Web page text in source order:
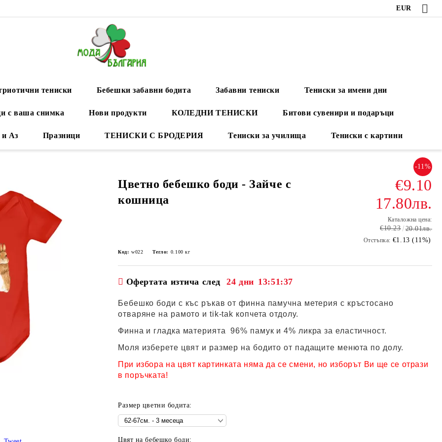
EUR
тениски Бебешки забавни бодита Забавни тениски Тениски за имени дни
с ваша снимка Нови продукти КОЛЕДНИ ТЕНИСКИ Битови сувенири и подаръци
Аз Празници ТЕНИСКИ С БРОДЕРИЯ Тениски за училища Тениски с картини
Цветно бебешко боди - Зайче с
кошница
-11%
€9.10
17.80лв.
Каталожна цена:
€10.23 20.01лв.
Отстъпка: €1.13 (11%)
Код: w022 Тегло: 0.100 кг
Офертата изтича след 24 дни 13:51:36
Бебешко боди с къс ръкав от финна памучна метерия с кръстосано
отваряне на рамото и tik-tak копчета отдолу.
Финна и гладка материята 96% памук и 4% ликра за еластичност.
Моля изберете цвят и размер на бодито от падащите менюта по долу.
При избора на цвят картинката няма да се смени, но изборът Ви ще се отрази
в поръчката!
Размер цветни бодита:
Цвят на бебешко боди: